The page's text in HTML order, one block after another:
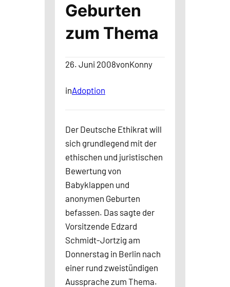
Geburten
zum Thema
26. Juni 2008vonKonny
inAdoption
Der Deutsche Ethikrat will
sich grundlegend mit der
ethischen und juristischen
Bewertung von
Babyklappen und
anonymen Geburten
befassen. Das sagte der
Vorsitzende Edzard
Schmidt-Jortzig am
Donnerstag in Berlin nach
einer rund zweistündigen
Aussprache zum Thema.